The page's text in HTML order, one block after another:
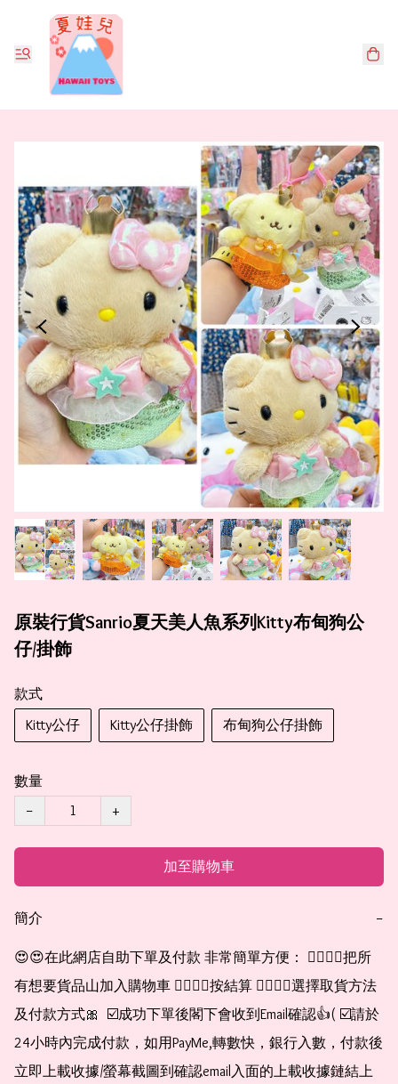
原裝行貨Sanrio夏天美人魚系列Kitty布甸狗公
仔/掛飾
款式
Kitty公仔
Kitty公仔掛飾 布甸狗公仔掛飾
數量
−
+
加至購物車
簡介 −
😍😍在此網店自助下單及付款 非常簡單方便： 👉🏻👉🏻把所
有想要貨品山加入購物車 👉🏻👉🏻按結算 👉🏻👉🏻選擇取貨方法
及付款方式🎀  ☑️成功下單後閣下會收到Email確認👍( ☑️請於
24小時內完成付款，如用PayMe,轉數快，銀行入數，付款後
立即上載收據/螢幕截圖到確認email入面的上載收據鏈結上